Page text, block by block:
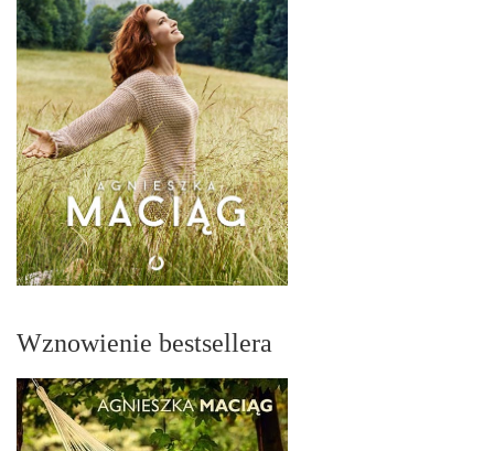
Wznowienie bestsellera